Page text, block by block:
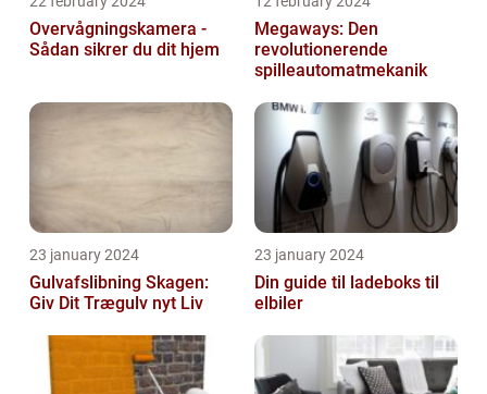
Overvågningskamera -
Sådan sikrer du dit hjem
Megaways: Den
revolutionerende
spilleautomatmekanik
23 january 2024
Gulvafslibning Skagen:
Giv Dit Trægulv nyt Liv
23 january 2024
Din guide til ladeboks til
elbiler